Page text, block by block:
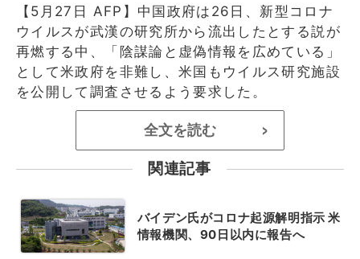
【5月27日 AFP】中国政府は26日、新型コロナ
ウイルスが武漢の研究所から流出したとする説が
再燃する中、「陰謀論と虚偽情報を広めている」
として米政府を非難し、米国もウイルス研究施設
を公開して調査させるよう要求した。
全文を読む >
関連記事
バイデン氏がコロナ起源解明指示 米
情報機関、90日以内に報告へ